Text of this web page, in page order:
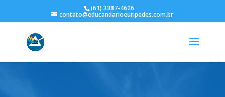
(61) 3387-4626
contato@educandarioeuripedes.com.br